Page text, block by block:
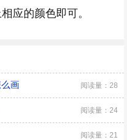
应的颜色即可。
画 阅读量：28
阅读量：24
阅读量：21